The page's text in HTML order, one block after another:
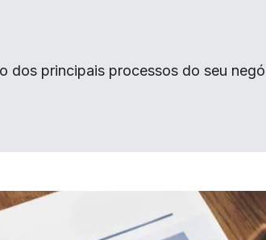
dos principais processos do seu